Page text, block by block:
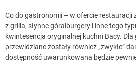
Co do gastronomii – w ofercie restauracji
z grilla, słynne góralburgery i inne tego
kwintesencja oryginalnej kuchni Bacy. Dla
przewidziane zostały również „zwykłe”
dostępność uwarunkowana będzie